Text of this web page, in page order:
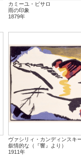
カミーユ・ピサロ
雨の印象
1879年
ヴァシリィ・カンディンスキ
叙情的な（『響』より）
1911年